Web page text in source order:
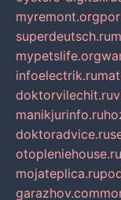
myremont.org
superdeutsch.ru
mypetslife.org
infoelectrik.ru
doktorvilechit.ru
manikjurinfo.ru
doktoradvice.ru
otopleniehouse.ru
mojateplica.ru
garazhov.com